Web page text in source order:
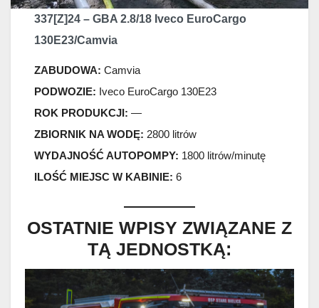
337[Z]24 – GBA 2.8/18 Iveco EuroCargo
130E23/Camvia
ZABUDOWA:Camvia
PODWOZIE: Iveco EuroCargo 130E23
ROK PRODUKCJI:—
ZBIORNIK NA WODĘ: 2800 litrów
WYDAJNOŚĆ AUTOPOMPY: 1800 litrów/minutę
ILOŚĆ MIEJSC W KABINIE: 6
OSTATNIE WPISY ZWIĄZANE Z
TĄ JEDNOSTKĄ: